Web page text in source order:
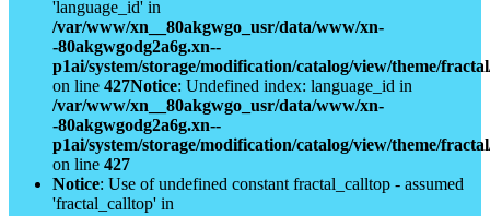
'language_id' in
/var/www/xn__80akgwgo_usr/data/www/xn-
-80akgwgodg2a6g.xn--
p1ai/system/storage/modification/catalog/view/theme/
on line 427Notice: Undefined index: language_id in
/var/www/xn__80akgwgo_usr/data/www/xn-
-80akgwgodg2a6g.xn--
p1ai/system/storage/modification/catalog/view/theme/
on line 427
Notice: Use of undefined constant fractal_calltop - assumed
'fractal_calltop' in